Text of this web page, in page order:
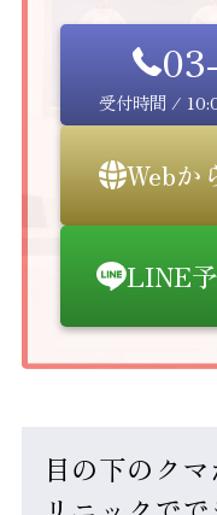
受付時間 /
Webか
LINE
目の下のク